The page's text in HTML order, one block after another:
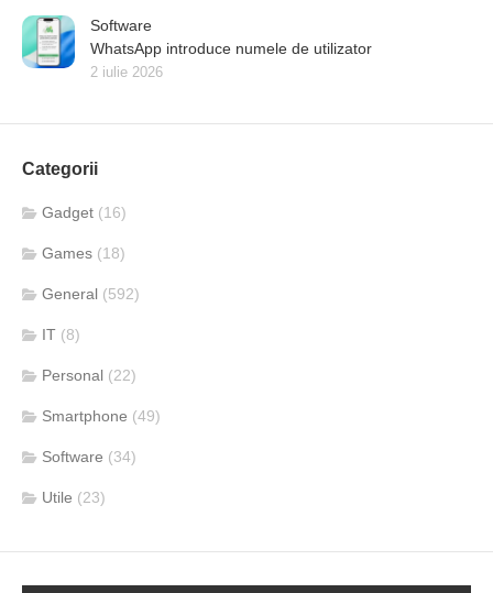
Software
WhatsApp introduce numele de utilizator
2 iulie 2026
Categorii
Gadget (16)
Games (18)
General (592)
IT (8)
Personal (22)
Smartphone (49)
Software (34)
Utile (23)